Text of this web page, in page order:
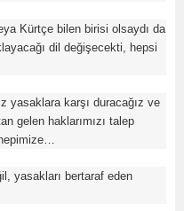
Kürtçe bilen birisi olsaydı da
dil değişecekti, hepsi
yasaklara karşı duracağız ve
gelen haklarımızı talep
yasakları bertaraf eden